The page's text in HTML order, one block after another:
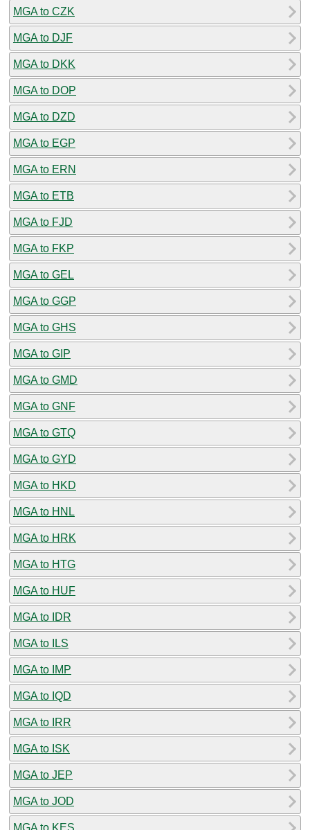
MGA to CZK
MGA to DJF
MGA to DKK
MGA to DOP
MGA to DZD
MGA to EGP
MGA to ERN
MGA to ETB
MGA to FJD
MGA to FKP
MGA to GEL
MGA to GGP
MGA to GHS
MGA to GIP
MGA to GMD
MGA to GNF
MGA to GTQ
MGA to GYD
MGA to HKD
MGA to HNL
MGA to HRK
MGA to HTG
MGA to HUF
MGA to IDR
MGA to ILS
MGA to IMP
MGA to IQD
MGA to IRR
MGA to ISK
MGA to JEP
MGA to JOD
MGA to KES